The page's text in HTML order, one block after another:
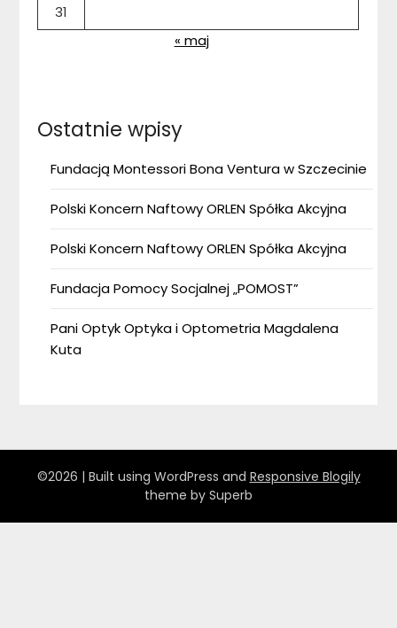
31
« maj
Ostatnie wpisy
Fundacją Montessori Bona Ventura w Szczecinie
Polski Koncern Naftowy ORLEN Spółka Akcyjna
Polski Koncern Naftowy ORLEN Spółka Akcyjna
Fundacja Pomocy Socjalnej „POMOST”
Pani Optyk Optyka i Optometria Magdalena
Kuta
©2026 | Built using WordPress and Responsive Blogily
theme by Superb